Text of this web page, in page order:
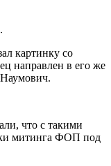
картинку со
направлен в его же
что с такими
митинга ФОП под